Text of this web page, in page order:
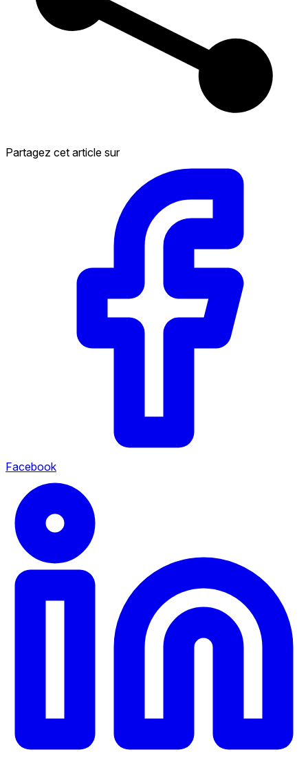
Partagez cet article sur
Facebook